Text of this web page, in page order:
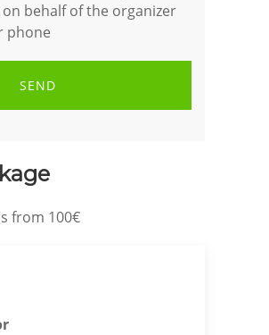
behalf of the organizer
phone
SEND
from 100€